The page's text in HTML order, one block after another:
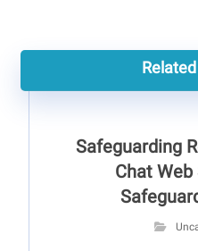
Safeguarding
Chat